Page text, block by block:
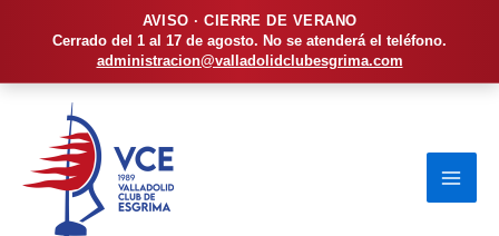
AVISO · CIERRE DE VERANO
Cerrado del 1 al 17 de agosto. No se atenderá el teléfono.
administracion@valladolidclubesgrima.com
contenido